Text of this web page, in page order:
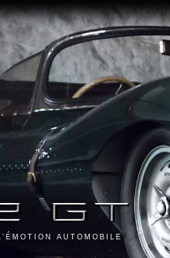
AUTOMOBILE